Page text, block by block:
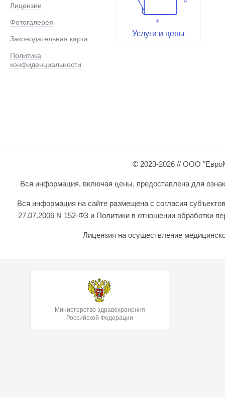
Лицензии
Фотогалерея
Законодательная карта
Политика
конфиденциальности
Услуги и цены
© 2023-2026 // ООО
Вся информация, включая цены, предоставлена для
Вся информация на сайте размещена с согласия
27.07.2006 N 152-ФЗ и Политики в отношении обработки
Лицензия на осуществление
Министерство здравохранения
Российской Федерации